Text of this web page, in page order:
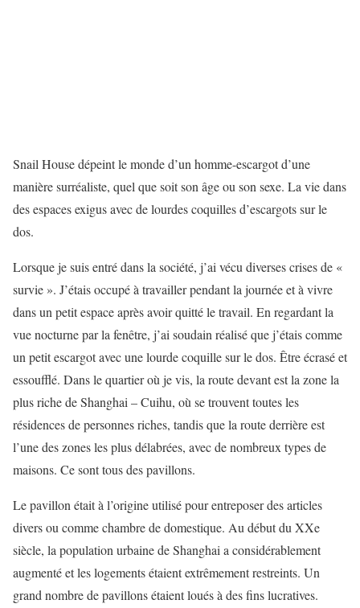
Snail House dépeint le monde d’un homme-escargot d’une
manière surréaliste, quel que soit son âge ou son sexe. La vie dans
des espaces exigus avec de lourdes coquilles d’escargots sur le
dos.
Lorsque je suis entré dans la société, j’ai vécu diverses crises de «
survie ». J’étais occupé à travailler pendant la journée et à vivre
dans un petit espace après avoir quitté le travail. En regardant la
vue nocturne par la fenêtre, j’ai soudain réalisé que j’étais comme
un petit escargot avec une lourde coquille sur le dos. Être écrasé et
essoufflé. Dans le quartier où je vis, la route devant est la zone la
plus riche de Shanghai – Cuihu, où se trouvent toutes les
résidences de personnes riches, tandis que la route derrière est
l’une des zones les plus délabrées, avec de nombreux types de
maisons. Ce sont tous des pavillons.
Le pavillon était à l’origine utilisé pour entreposer des articles
divers ou comme chambre de domestique. Au début du XXe
siècle, la population urbaine de Shanghai a considérablement
augmenté et les logements étaient extrêmement restreints. Un
grand nombre de pavillons étaient loués à des fins lucratives.